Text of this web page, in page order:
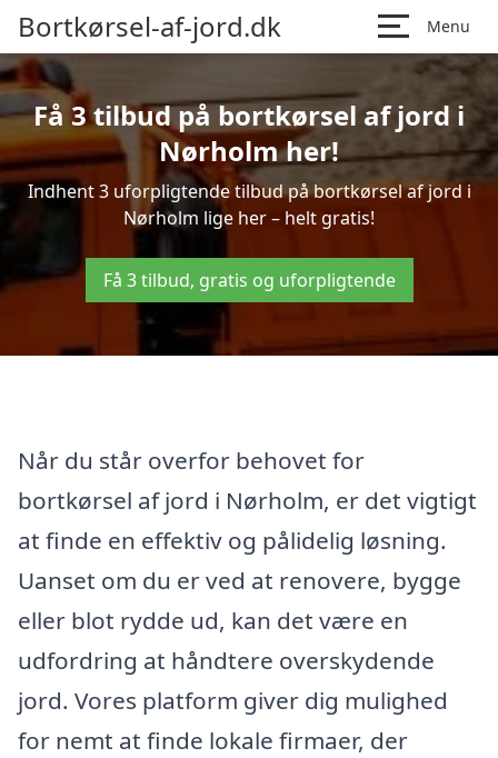
Bortkørsel-af-jord.dk Menu
Få 3 tilbud på bortkørsel af jord i
Nørholm her!
Indhent 3 uforpligtende tilbud på bortkørsel af jord i
Nørholm lige her – helt gratis!
Få 3 tilbud, gratis og uforpligtende
Når du står overfor behovet for
bortkørsel af jord i Nørholm, er det vigtigt
at finde en effektiv og pålidelig løsning.
Uanset om du er ved at renovere, bygge
eller blot rydde ud, kan det være en
udfordring at håndtere overskydende
jord. Vores platform giver dig mulighed
for nemt at finde lokale firmaer, der